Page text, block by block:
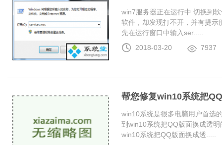
win7服务器正在运行中 切换到
软件，却发现打不开，并有提
先在运行窗口中输入ser.....
2018-03-20
7937
帮您修复win10系统把
win10系统是很多电脑用户首选
到win10系统把QQ版面换成透
win10系统把QQ版面换成透.....